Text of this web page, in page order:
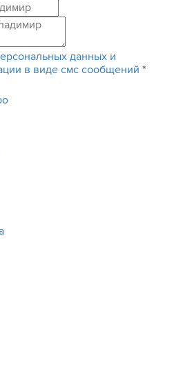
данных и
в виде смс сообщений *